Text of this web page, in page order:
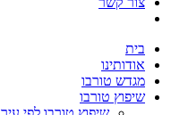
בית
אודותינו
מגדש טורבו
שיפוץ טורבו